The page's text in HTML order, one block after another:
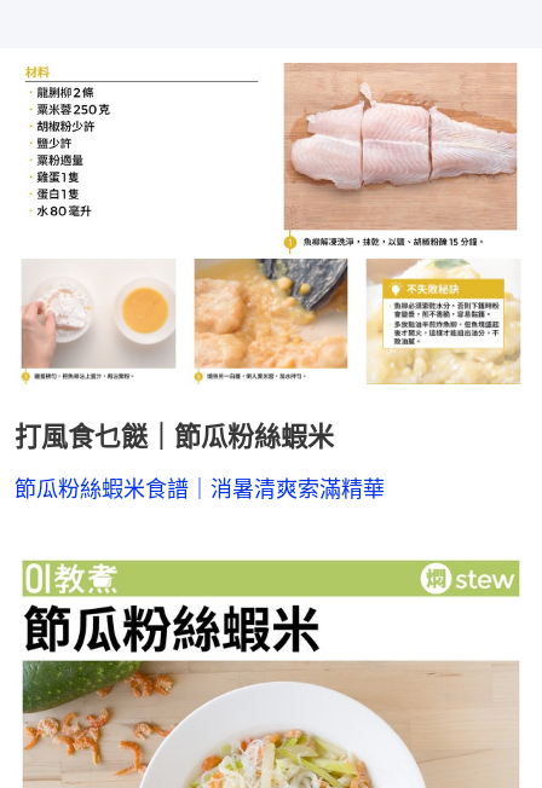
打風食乜餸｜節瓜粉絲蝦米
節瓜粉絲蝦米食譜｜消暑清爽索滿精華